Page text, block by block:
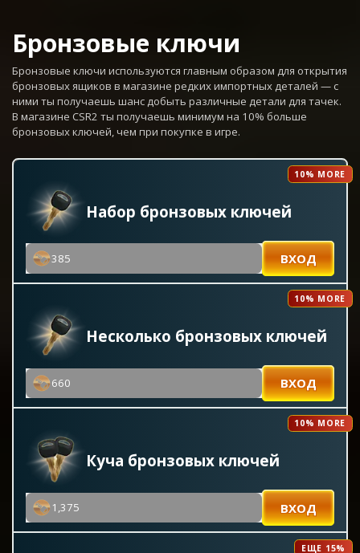
Бронзовые ключи
Бронзовые ключи используются главным образом для открытия
бронзовых ящиков в магазине редких импортных деталей — с
ними ты получаешь шанс добыть различные детали для тачек.
В магазине CSR2 ты получаешь минимум на 10% больше
бронзовых ключей, чем при покупке в игре.
10% MORE
Набор бронзовых ключей
385 ВХОД
10% MORE
Несколько бронзовых ключей
660 ВХОД
10% MORE
Куча бронзовых ключей
1,375 ВХОД
ЕЩЕ 15%